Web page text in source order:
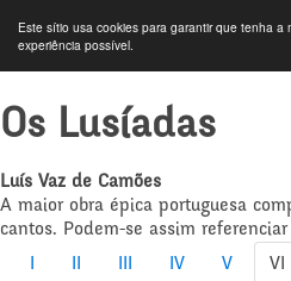
Este sítio usa cookies para garantir que tenha a
experiência possível.
Os Lusíadas
Luís Vaz de Camões
A maior obra épica portuguesa
cantos. Podem-se assim
IV V VI